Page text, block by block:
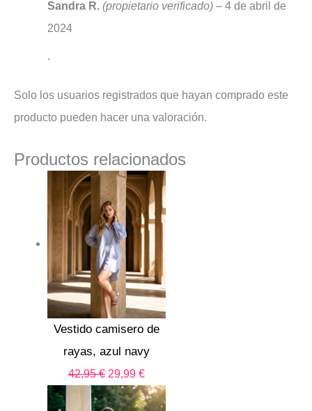
Sandra R. (propietario verificado) – 4 de abril de
2024
.
Solo los usuarios registrados que hayan comprado este
producto pueden hacer una valoración.
Productos relacionados
Vestido camisero de
rayas, azul navy
42,95€
precio
original
era:
42,95 €.
29,99 €
El
precio
actual
29,99 €.
El
El